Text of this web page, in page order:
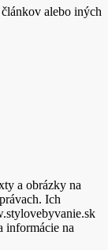
alebo iných
a obrázky na
Ich
informácie na